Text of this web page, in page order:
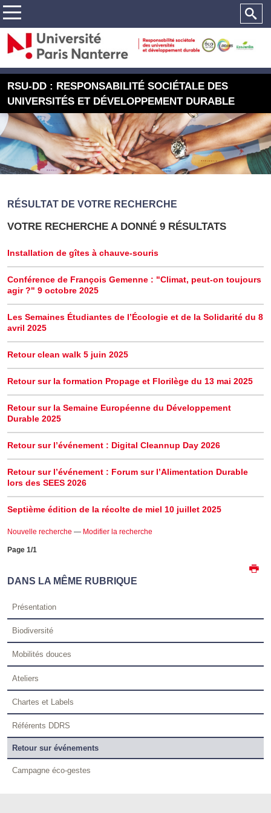
RSU-DD : RESPONSABILITÉ SOCIÉTALE DES
UNIVERSITÉS ET DÉVELOPPEMENT DURABLE
RÉSULTAT DE VOTRE RECHERCHE
VOTRE RECHERCHE A DONNÉ 9 RÉSULTATS
Installation de gîtes à chauve-souris
Conférence de François Gemenne : "Climat, peut-on toujours
agir ?" 9 octobre 2025
Les Semaines Étudiantes de l’Écologie et de la Solidarité du 8
avril 2025
Retour clean walk 5 juin 2025
Retour sur la formation Propage et Florilège du 13 mai 2025
Retour sur la Semaine Européenne du Développement
Durable 2025
Retour sur l’événement : Digital Cleannup Day 2026
Retour sur l’événement : Forum sur l’Alimentation Durable
lors des SEES 2026
Septième édition de la récolte de miel 10 juillet 2025
Nouvelle recherche — Modifier la recherche
Page 1/1
DANS LA MÊME RUBRIQUE
Présentation
Biodiversité
Mobilités douces
Ateliers
Chartes et Labels
Référents DDRS
Retour sur événements
Campagne éco-gestes